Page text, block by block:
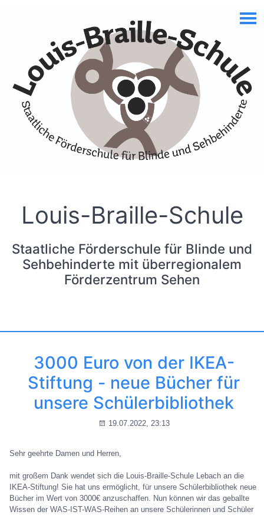
Louis-Braille-Schule
Staatliche Förderschule für Blinde und
Sehbehinderte mit überregionalem
Förderzentrum Sehen
3000 Euro von der IKEA-
Stiftung - neue Bücher für
unsere Schülerbibliothek
19.07.2022, 23:13
Sehr geehrte Damen und Herren,
mit großem Dank wendet sich die Louis-Braille-Schule Lebach an die
IKEA-Stiftung! Sie hat uns ermöglicht, für unsere Schülerbibliothek neue
Bücher im Wert von 3000€ anzuschaffen. Nun können wir das geballte
Wissen der WAS-IST-WAS-Reihen an unsere Schülerinnen und Schüler